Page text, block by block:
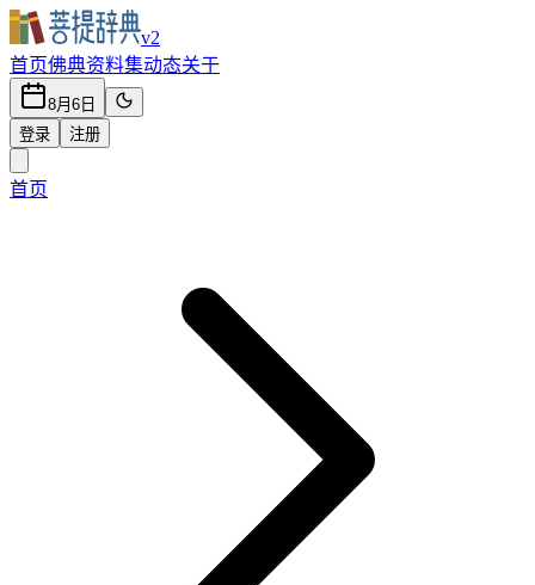
v2
首页佛典资料集动态关于
8月6日
登录
注册
首页